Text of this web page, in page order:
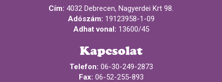
Cím: 4032 Debrecen, Nagyerdei Krt 98.
Adószám: 19123958-1-09
Adhat vonal: 13600/45
Kapcsolat
Telefon: 06-30-249-2873
Fax: 06-52-255-893